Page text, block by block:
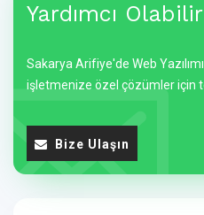
Yardımcı
Sakarya Arifiye'de Web
işletmenize özel çözümler için
Bize Ulaşın